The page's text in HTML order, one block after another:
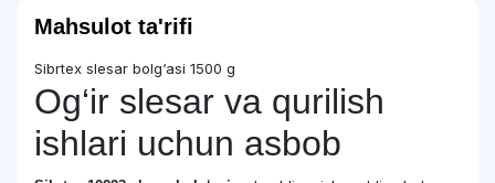
Mahsulot ta'rifi
Sibrtex slesar bolg‘asi 1500 g
Og‘ir slesar va qurilish
ishlari uchun asbob